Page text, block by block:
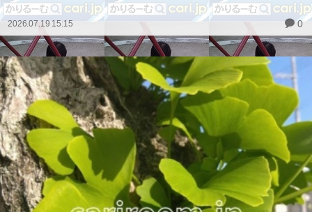
2026.07.19 15:15 0